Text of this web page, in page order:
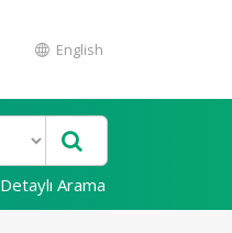
English
Detaylı Arama